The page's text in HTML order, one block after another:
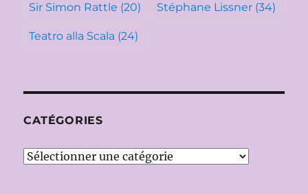
Sir Simon Rattle (20) Stéphane Lissner (34)
Teatro alla Scala (24)
CATÉGORIES
Catégories